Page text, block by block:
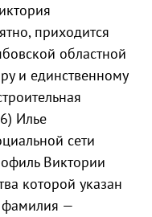
приходится
областной
и единственному
Илье
сети
Виктории
которой указан
фамилия —